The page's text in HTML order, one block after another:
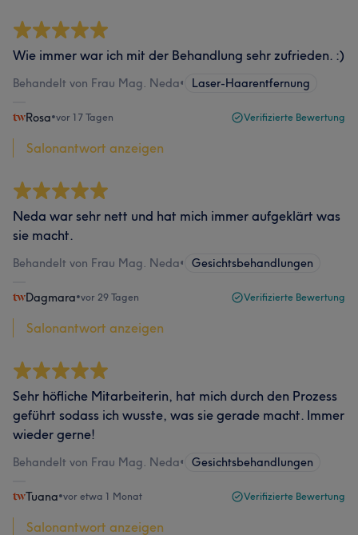
Wie immer war ich mit der Behandlung sehr zufrieden. :)
Behandelt von Frau Mag. Neda• Laser-Haarentfernung
Rosa•vor 17 Tagen Verifizierte Bewertung
Salonantwort anzeigen
Neda war sehr nett und hat mich immer aufgeklärt was
sie macht.
Behandelt von Frau Mag. Neda• Gesichtsbehandlungen
Dagmara•vor 29 Tagen Verifizierte Bewertung
Salonantwort anzeigen
Sehr höfliche Mitarbeiterin, hat mich durch den Prozess
geführt sodass ich wusste, was sie gerade macht. Immer
wieder gerne!
Behandelt von Frau Mag. Neda• Gesichtsbehandlungen
Tuana•vor etwa 1 Monat Verifizierte Bewertung
Salonantwort anzeigen